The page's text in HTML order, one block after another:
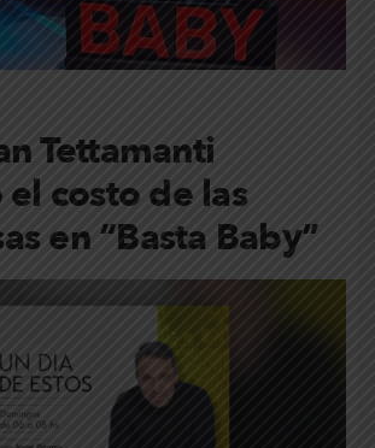
Tettamanti
costo de las
en “Basta Baby”